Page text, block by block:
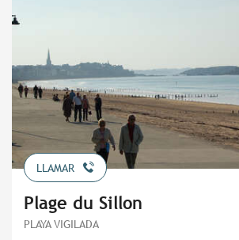
LLAMAR
Plage du Sillon
PLAYA VIGILADA